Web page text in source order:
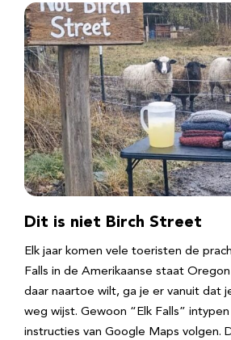
Dit is niet Birch Street
Elk jaar komen vele toeristen de
Falls in de Amerikaanse staat
daar naartoe wilt, ga je er vanuit dat
weg wijst. Gewoon “Elk Falls”
instructies van Google Maps volgen.